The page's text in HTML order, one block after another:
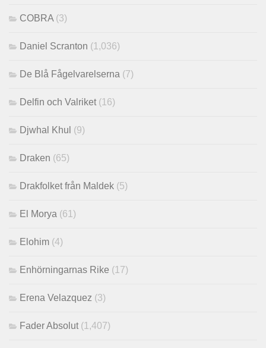
COBRA (3)
Daniel Scranton (1,036)
De Blå Fågelvarelserna (7)
Delfin och Valriket (16)
Djwhal Khul (9)
Draken (65)
Drakfolket från Maldek (5)
El Morya (61)
Elohim (4)
Enhörningarnas Rike (17)
Erena Velazquez (3)
Fader Absolut (1,407)